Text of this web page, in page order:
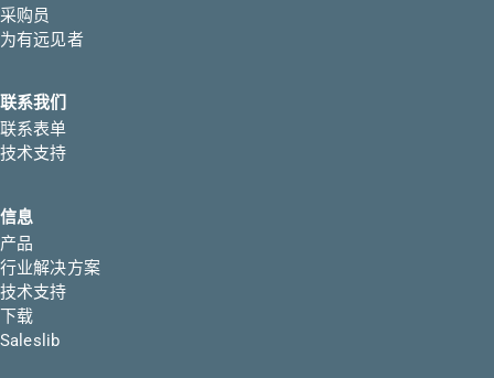
采购员
为有远见者
联系我们
联系表单
技术支持
信息
产品
行业解决方案
技术支持
下载
Saleslib